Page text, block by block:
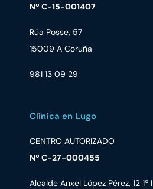
Nº C-15-001407
Rúa Posse, 57
15009 A Coruña
981 13 09 29
Clínica en Lugo
CENTRO AUTORIZADO
Nº C-27-000455
Alcalde Anxel López Pérez, 12 1º I